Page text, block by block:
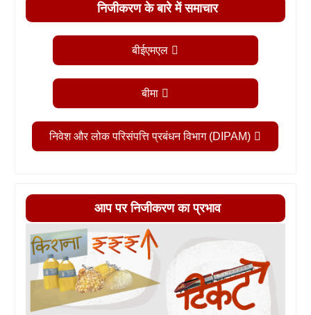
निजीकरण के बारे में समाचार
बीईएमएल
बीमा
निवेश और लोक परिसंपत्ति प्रबंधन विभाग (DIPAM)
आप पर निजीकरण का प्रभाव